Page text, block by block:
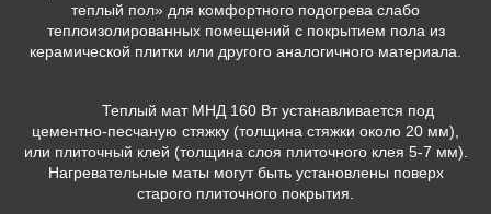
теплый пол» для комфортного подогрева слабо
теплоизолированных помещений с покрытием пола из
керамической плитки или другого аналогичного материала.
Теплый мат МНД 160 Вт устанавливается под
цементно-песчаную стяжку (толщина стяжки около 20 мм),
или плиточный клей (толщина слоя плиточного клея 5-7 мм).
Нагревательные маты могут быть установлены поверх
старого плиточного покрытия.